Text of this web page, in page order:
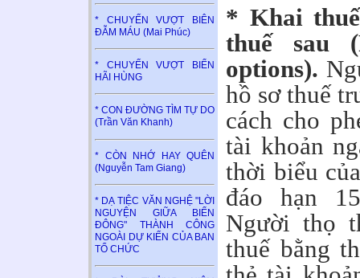
* CHUYẾN VƯỢT BIÊN
ĐẪM MÁU (Mai Phúc)
* CHUYẾN VƯỢT BIỂN
HÃI HÙNG
* CON ĐƯỜNG TÌM TỰ DO
(Trần Văn Khanh)
* CÒN NHỚ HAY QUÊN
(Nguyễn Tam Giang)
* DẠ TIỆC VĂN NGHỆ "LỜI
NGUYỆN GIỮA BIỂN
ĐÔNG" THÀNH CÔNG
NGOÀI DỰ KIẾN CỦA BAN
TỔ CHỨC
* Khai
thuế sau
options).
hồ sơ thuế
cách cho
tài khoản
thời biểu
đáo hạn
Người thọ
thuế bằng